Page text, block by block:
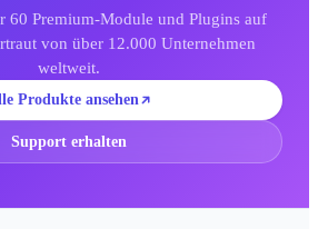
60 Premium-Module und Plugins auf
von über 12.000 Unternehmen
weltweit.
Produkte ansehen
Support erhalten